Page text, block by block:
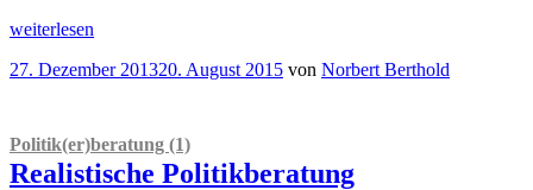
„Ordnungsruf
„Bankenhasser“
Nur
die
halbe
weiterlesen
Veröffentlicht
27. Dezember 201320. August 2015 von Norbert Berthold
Politik(er)beratung (1)
Realistische Politikberatung